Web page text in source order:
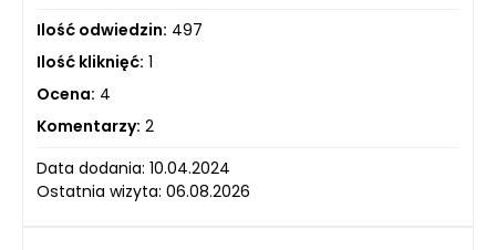
Ilość odwiedzin: 497
Ilość kliknięć: 1
Ocena: 4
Komentarzy: 2
Data dodania: 10.04.2024
Ostatnia wizyta: 06.08.2026